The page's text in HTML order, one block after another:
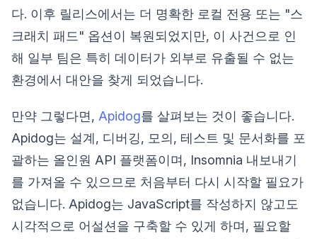
다. 이후 릴리스에서는 더 명확한 로컬 전용 또는 "스
크래치 패드" 옵션이 복원되었지만, 이 사건으로 인
해 일부 팀은 특히 데이터가 외부로 유출될 수 없는
환경에서 대안을 찾게 되었습니다.
만약 그렇다면, Apidog를 살펴보는 것이 좋습니다.
Apidog는 설계, 디버깅, 모의, 테스트 및 문서화를 포
괄하는 올인원 API 플랫폼이며, Insomnia 내보내기
를 가져올 수 있으므로 처음부터 다시 시작할 필요가
없습니다. Apidog는 JavaScript를 작성하지 않고도
시각적으로 어설션을 구축할 수 있게 하며, 필요할